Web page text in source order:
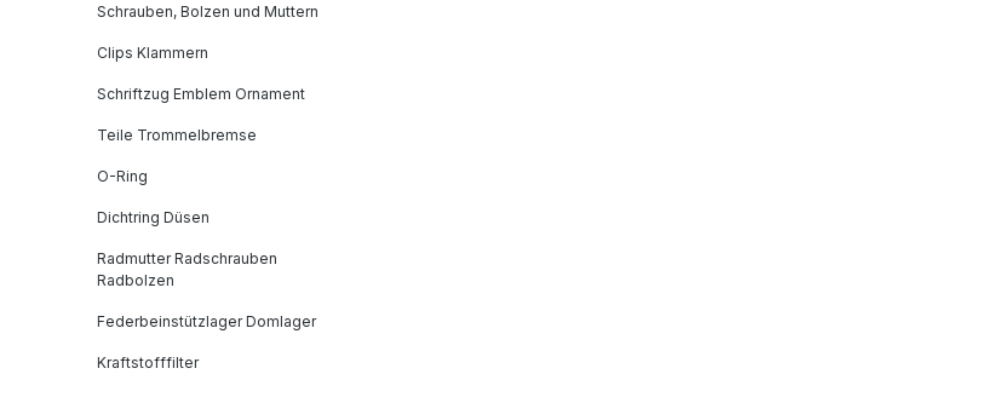
Schrauben, Bolzen und Muttern
Clips Klammern
Schriftzug Emblem Ornament
Teile Trommelbremse
O-Ring
Dichtring Düsen
Radmutter Radschrauben
Radbolzen
Federbeinstützlager Domlager
Kraftstofffilter